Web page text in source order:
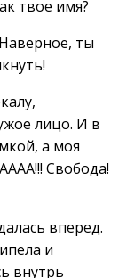
твое имя?
ты
лицо. И в
а моя
Свобода!
вперед.
и
внутрь